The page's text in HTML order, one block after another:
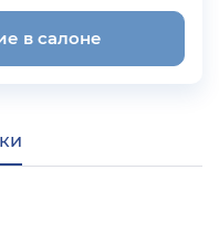
в салоне